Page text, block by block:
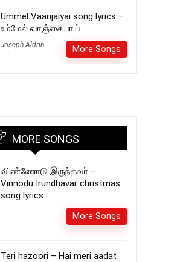
Ummel Vaanjaiyai song lyrics –
உம்மேல் வாஞ்சையாய்
Joseph Aldrin More Songs
MORE SONGS
விண்ணோடு இருந்தவர் –
Vinnodu Irundhavar christmas
song lyrics
More Songs
Teri hazoori – Hai meri aadat